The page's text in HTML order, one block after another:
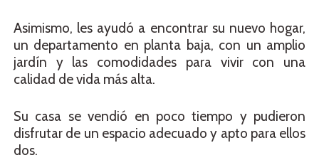
Asimismo, les ayudó a encontrar su nuevo hogar,
un departamento en planta baja, con un amplio
jardín y las comodidades para vivir con una
calidad de vida más alta.
Su casa se vendió en poco tiempo y pudieron
disfrutar de un espacio adecuado y apto para ellos
dos.